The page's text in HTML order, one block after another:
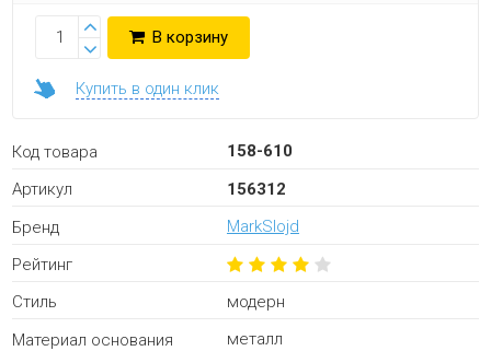
В корзину
Купить в один клик
Код товара
158-610
Артикул
156312
Бренд
MarkSlojd
Рейтинг
Стиль
модерн
Материал основания
металл